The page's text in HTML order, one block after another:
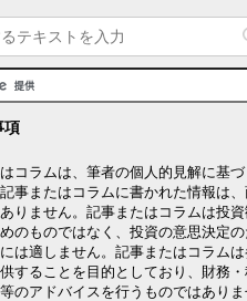
項
コラムは、筆者の個人的見解に基づ
事またはコラムに書かれた情報は、
りません。記事またはコラムは投
のものではなく、投資の意思決定の
は適しません。記事またはコラム
することを目的としており、財務
のアドバイスを行うものではあり